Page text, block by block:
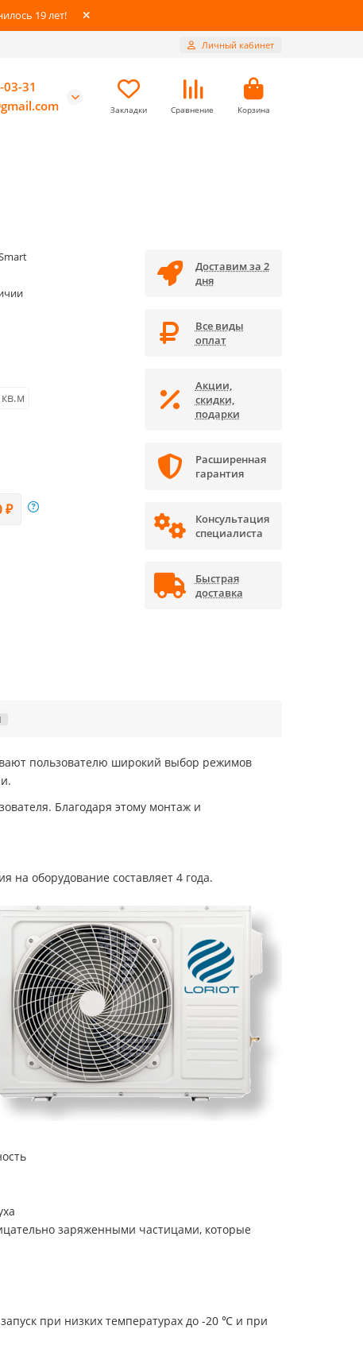
19 лет!
Личный кабинет
31
Закладки Сравнение Корзина
₽
Доставим за 2
дня
Все виды
оплат
Акции,
скидки,
подарки
Расширенная
гарантия
Консультация
специалиста
Быстрая
доставка
пользователю широкий выбор режимов
Благодаря этому монтаж и
на оборудование составляет 4 года.
заряженными частицами, которые
при низких температурах до -20 ℃ и при